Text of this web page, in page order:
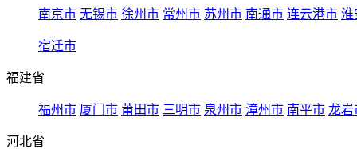
南京市 无锡市 徐州市 常州市 苏州市 南通市 连云港市 淮
宿迁市
福建省
福州市 厦门市 莆田市 三明市 泉州市 漳州市 南平市 龙岩
河北省